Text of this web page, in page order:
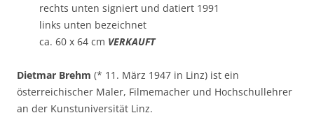
rechts unten signiert und datiert 1991
links unten bezeichnet
ca. 60 x 64 cm VERKAUFT
Dietmar Brehm (* 11. März 1947 in Linz) ist ein
österreichischer Maler, Filmemacher und Hochschullehrer
an der Kunstuniversität Linz.